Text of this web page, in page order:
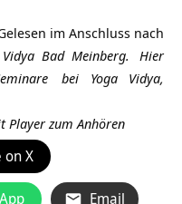
im Anschluss nach
Bad Meinberg.
Hier
bei Yoga Vidya,
Player zum Anhören
on X
Email